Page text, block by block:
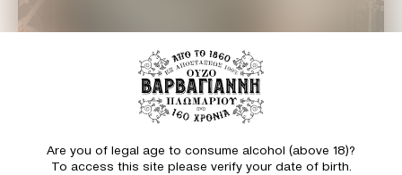
Are you of legal age to consume alcohol (above 18)?
To access this site please verify your date of birth.